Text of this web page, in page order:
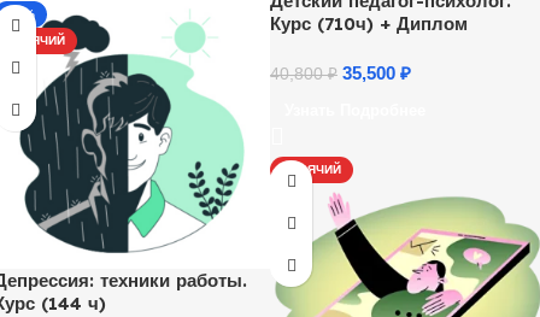
Курс (710ч) + Диплом
40,800₽ 35,500 ₽
-17%
ГОРЯЧИЙ
техники работы.
(144 ч)
ГОРЯЧИЙ